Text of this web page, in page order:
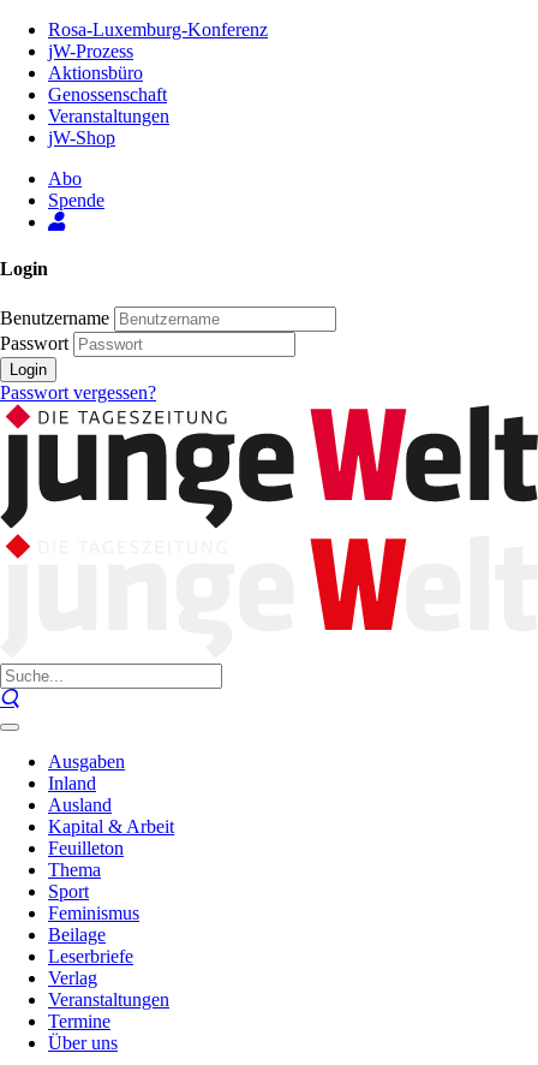
Inhalt
Seite
Rosa-Luxemburg-Konferenz
jW-Prozess
Aktionsbüro
Genossenschaft
Veranstaltungen
jW-Shop
Abo
Spende
Login
Benutzername
Passwort
Login
Passwort vergessen?
Ausgaben
Inland
Ausland
Kapital & Arbeit
Feuilleton
Thema
Sport
Feminismus
Beilage
Leserbriefe
Verlag
Veranstaltungen
Termine
Über uns